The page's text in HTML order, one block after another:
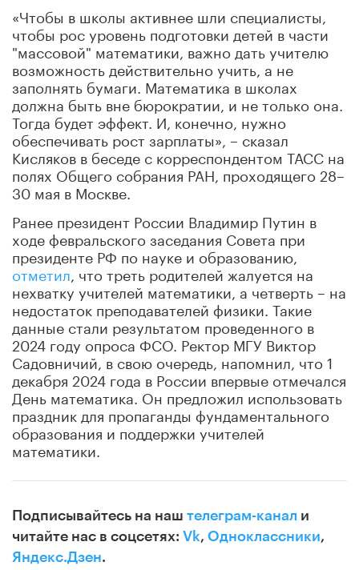
«Чтобы в школы активнее шли специалисты,
чтобы рос уровень подготовки детей в части
"массовой" математики, важно дать учителю
возможность действительно учить, а не
заполнять бумаги. Математика в школах
должна быть вне бюрократии, и не только она.
Тогда будет эффект. И, конечно, нужно
обеспечивать рост зарплаты», – сказал
Кисляков в беседе с корреспондентом ТАСС на
полях Общего собрания РАН, проходящего 28–
30 мая в Москве.
Ранее президент России Владимир Путин в
ходе февральского заседания Совета при
президенте РФ по науке и образованию,
отметил , что треть родителей жалуется на
нехватку учителей математики, а четверть – на
недостаток преподавателей физики. Такие
данные стали результатом проведенного в
2024 году опроса ФСО. Ректор МГУ Виктор
Садовничий, в свою очередь, напомнил, что 1
декабря 2024 года в России впервые отмечался
День математика. Он предложил использовать
праздник для пропаганды фундаментального
образования и поддержки учителей
математики.
Подписывайтесь на наш телеграм-канал и
читайте нас в соцсетях: Vk, Одноклассники,
Яндекс.Дзен.